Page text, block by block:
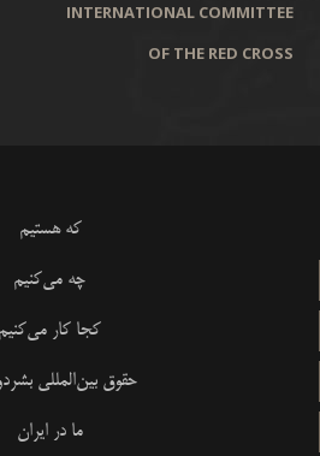
INTERNATIONAL COMMITTEE
OF THE RED CROSS
که هستیم
چه می‌کنیم
کجا کار می‌کنیم
حقوق بین‌المللی
ما در ایران